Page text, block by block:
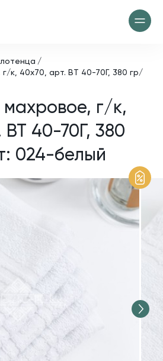
к, 40х70, арт. ВТ 40-70Г, 380 гр/
г/к,
ВТ 40-70Г, 380
024-белый